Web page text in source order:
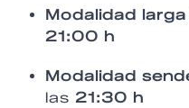
Modalidad
21:00 h
Modalidad
las 21:30 h